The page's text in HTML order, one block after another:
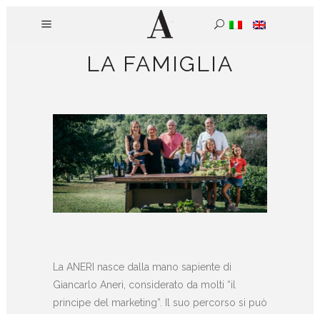
LA FAMIGLIA
La ANERI nasce dalla mano sapiente di
Giancarlo Aneri, considerato da molti “il
principe del marketing”. Il suo percorso si può